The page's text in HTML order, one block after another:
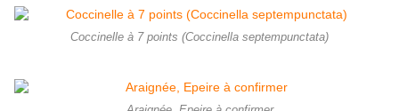
Coccinelle à 7 points (Coccinella septempunctata)